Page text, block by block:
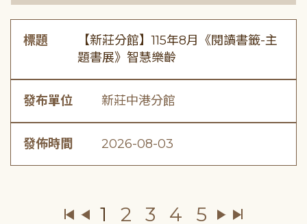
標題
【新莊分館】115年8月《閱讀書籤-主
題書展》智慧樂齡
發布單位 新莊中港分館
發佈時間 2026-08-03
1 2 3 4 5